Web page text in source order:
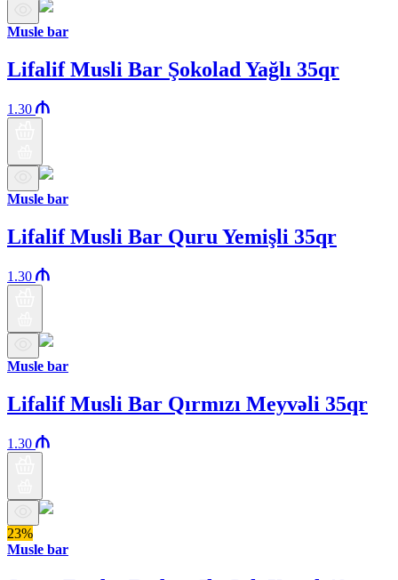
Musle bar
Lifalif Musli Bar Şokolad Yağlı 35qr
1.30
Musle bar
Lifalif Musli Bar Quru Yemişli 35qr
1.30
Musle bar
Lifalif Musli Bar Qırmızı Meyvəli 35qr
1.30
23%
Musle bar